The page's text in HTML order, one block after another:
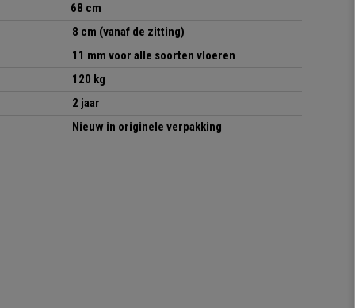
68 cm
8 cm (vanaf de zitting)
11 mm voor alle soorten vloeren
120 kg
2 jaar
Nieuw in originele verpakking